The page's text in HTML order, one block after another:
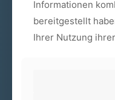
ANSCHRIFT
Informationen
bereitgestellt
Ihrer Nutzung